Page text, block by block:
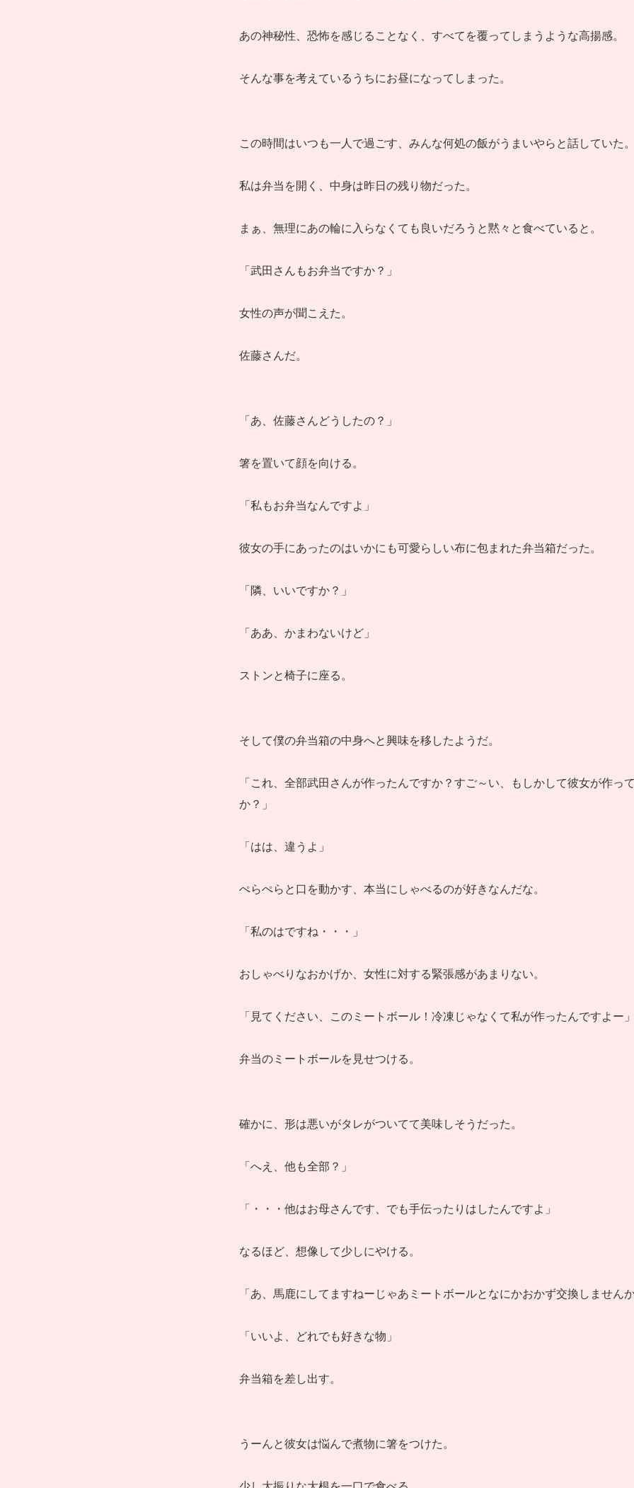
あの神秘性、恐怖を感じることなく、すべてを覆ってしまうような高揚感。
そんな事を考えているうちにお昼になってしまった。
この時間はいつも一人で過ごす、みんな何処の飯がうまいやらと話していた。
私は弁当を開く、中身は昨日の残り物だった。
まぁ、無理にあの輪に入らなくても良いだろうと黙々と食べていると。
「武田さんもお弁当ですか？」
女性の声が聞こえた。
佐藤さんだ。
「あ、佐藤さんどうしたの？」
箸を置いて顔を向ける。
「私もお弁当なんですよ」
彼女の手にあったのはいかにも可愛らしい布に包まれた弁当箱だった。
「隣、いいですか？」
「ああ、かまわないけど」
ストンと椅子に座る。
そして僕の弁当箱の中身へと興味を移したようだ。
「これ、全部武田さんが作ったんですか？すご～い、もしかして彼女が作っ
か？」
「はは、違うよ」
ぺらぺらと口を動かす、本当にしゃべるのが好きなんだな。
「私のはですね・・・」
おしゃべりなおかげか、女性に対する緊張感があまりない。
「見てください、このミートボール！冷凍じゃなくて私が作ったんですよー」
弁当のミートボールを見せつける。
確かに、形は悪いがタレがついてて美味しそうだった。
「へえ、他も全部？」
「・・・他はお母さんです、でも手伝ったりはしたんですよ」
なるほど、想像して少しにやける。
「あ、馬鹿にしてますねーじゃあミートボールとなにかおかず交換しませんか
「いいよ、どれでも好きな物」
弁当箱を差し出す。
うーんと彼女は悩んで煮物に箸をつけた。